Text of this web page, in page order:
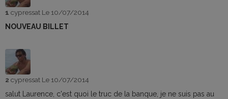
1 cypressat Le 10/07/2014
NOUVEAU BILLET
2 cypressat Le 10/07/2014
salut Laurence, c'est quoi le truc de la banque, je ne suis pas au